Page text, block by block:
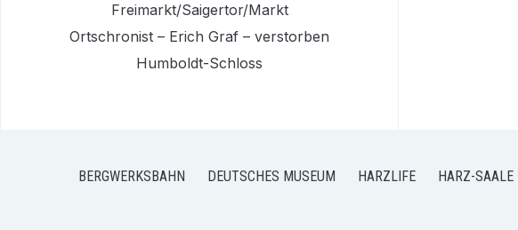
Freimarkt/Saigertor/Markt
Ortschronist – Erich Graf – verstorben
Humboldt-Schloss
BERGWERKSBAHN DEUTSCHES MUSEUM HARZLIFE HARZ-SAALE